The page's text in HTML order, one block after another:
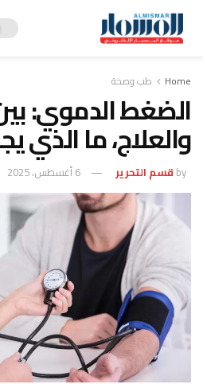
Home طب وصحة
الضغط الدموي:
والعلاج، ما الذي
by قسم التحرير 6 أغسطس، 2025